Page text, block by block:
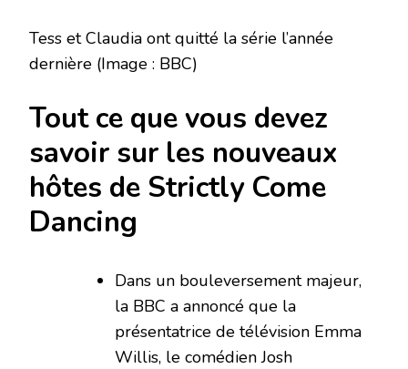
Tess et Claudia ont quitté la série l’année
dernière (Image : BBC)
Tout ce que vous devez
savoir sur les nouveaux
hôtes de Strictly Come
Dancing
Dans un bouleversement majeur,
la BBC a annoncé que la
présentatrice de télévision Emma
Willis, le comédien Josh